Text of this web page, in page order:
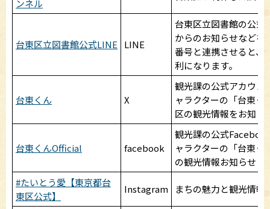
ンネル
台東区立図書館公式LINE LINE
台東区立図書館の公式
からのお知らせなどを
番号と連携させると、
利になります。
台東くん X
観光課の公式アカウン
ャラクターの「台東く
区の観光情報をお知ら
台東くんOfficial facebook
観光課の公式
ャラクターの「台東く
の観光情報お知らせし
#たいとう愛【東京都台
東区公式】
Instagram まちの魅力と観光情報